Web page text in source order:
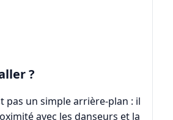
?
pas un simple arrière-plan : il
avec les danseurs et la